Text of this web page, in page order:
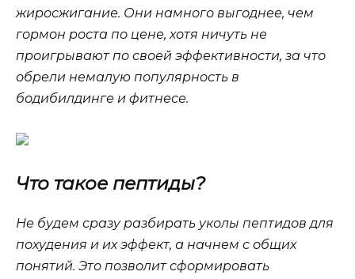
жиросжигание. Они намного выгоднее, чем
гормон роста по цене, хотя ничуть не
проигрывают по своей эффективности, за что
обрели немалую популярность в
бодибилдинге и фитнесе.
Что такое пептиды?
Не будем сразу разбирать уколы пептидов для
похудения и их эффект, а начнем с общих
понятий. Это позволит сформировать